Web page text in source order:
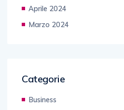
Aprile 2024
Marzo 2024
Categorie
Business